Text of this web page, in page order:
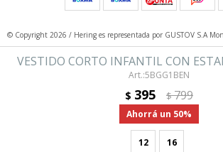
VESTIDO CORTO INFANTIL CON
5BGG1BEN
$ 395 $799
50
12 16
© Copyright 2026 / Hering es representada por GUSTOV S.A